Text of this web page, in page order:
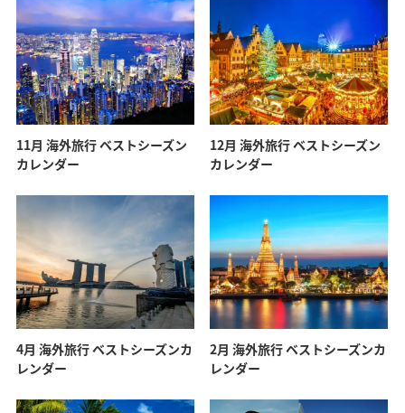
11月 海外旅行 ベストシーズン
カレンダー
12月 海外旅行 ベストシーズン
カレンダー
4月 海外旅行 ベストシーズンカ
レンダー
2月 海外旅行 ベストシーズンカ
レンダー